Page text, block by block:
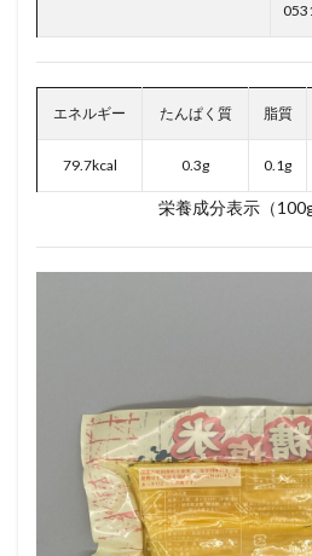
エネルギー たんぱく質 脂質
79.7kcal 0.3g 0.1g
栄養成分表示（